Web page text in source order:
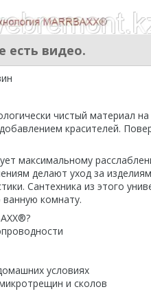
есть видео.
чистый материал
красителей.
максимальному
делают уход за
Сантехника из этого
комнату.
условиях
и сколов